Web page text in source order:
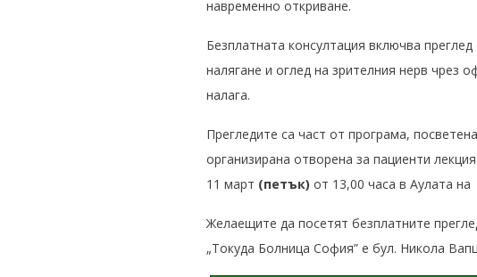
навременно откриване.
Безплатната консултация включва
налягане и оглед на зрителния нерв чрез
налага.
Прегледите са част от програма,
организирана отворена за пациенти
11 март (петък) от 13,00 часа в Аулата
Желаещите да посетят безплатните
„Токуда Болница София” е бул. Никола